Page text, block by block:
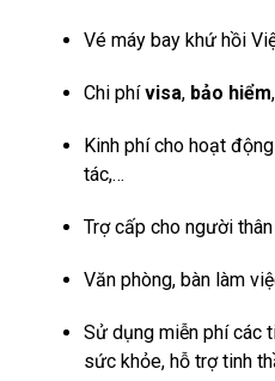
Vé máy bay khứ hồi
Chi phívisa, bảo hiểm,
Kinh phí cho hoạt
tác,…
Trợ cấp cho người
Văn phòng, bàn làm
Sử dụng miễn phí các
sức khỏe, hỗ trợ tinh